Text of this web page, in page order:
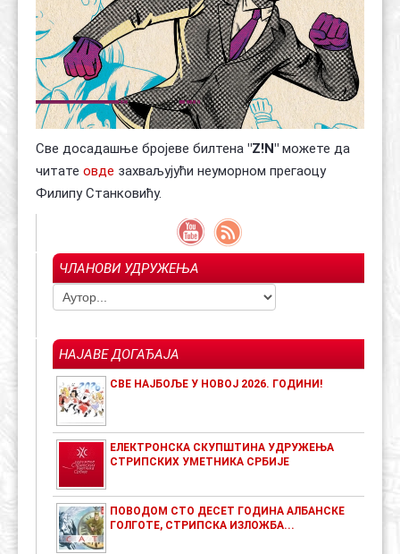
Све досадашње бројеве билтена "Z!N" можете да
читате овде захваљујући неуморном прегаоцу
Филипу Станковићу.
ЧЛАНОВИ УДРУЖЕЊА
НАЈАВЕ ДОГАЂАЈА
СВЕ НАЈБОЉЕ У НОВОЈ 2026. ГОДИНИ!
ЕЛЕКТРОНСКА СКУПШТИНА УДРУЖЕЊА
СТРИПСКИХ УМЕТНИКА СРБИЈЕ
ПОВОДОМ СТО ДЕСЕТ ГОДИНА АЛБАНСКЕ
ГОЛГОТЕ, СТРИПСКА ИЗЛОЖБА...